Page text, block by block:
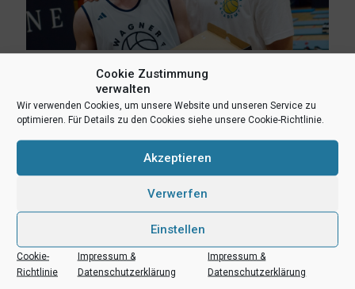
Cookie Zustimmung
verwalten
Wir verwenden Cookies, um unsere Website und unseren Service zu
optimieren. Für Details zu den Cookies siehe unsere Cookie-Richtlinie.
Akzeptieren
Verwerfen
Einstellen
Cookie-
Richtlinie
Impressum &
Datenschutzerklärung
Impressum &
Datenschutzerklärung
Lukas Freitag, Heikki Humpert und Leonard Dertmann im
Aufgebot